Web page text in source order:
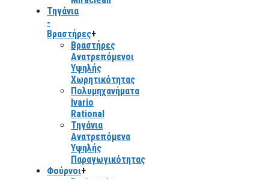
Τηγάνια
-
Βραστήρες+
Βραστήρες
Ανατρεπόμενοι
Υψηλής
Χωρητικότητας
Πολυμηχανήματα
Ivario
Rational
Τηγάνια
Ανατρεπόμενα
Υψηλής
Παραγωγικότητας
Φούρνοι+